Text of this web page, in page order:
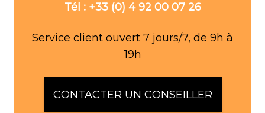
Tél : +33 (0) 4 92 00 07 26
Service client ouvert 7 jours/7, de 9h à
19h
CONTACTER UN CONSEILLER